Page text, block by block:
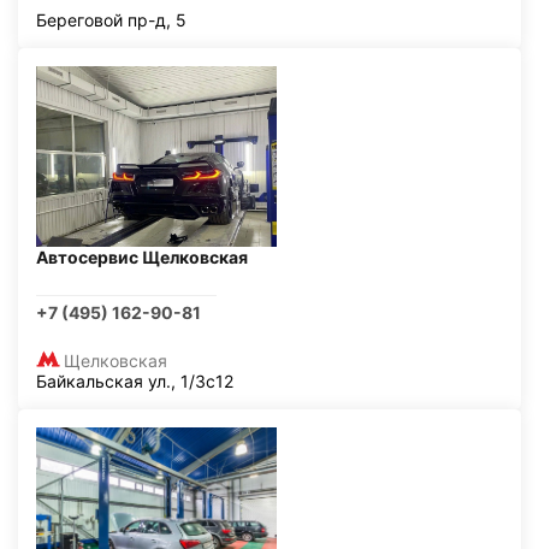
Береговой пр-д, 5
Автосервис Щелковская
+7 (495) 162-90-81
Щелковская
Байкальская ул., 1/3с12